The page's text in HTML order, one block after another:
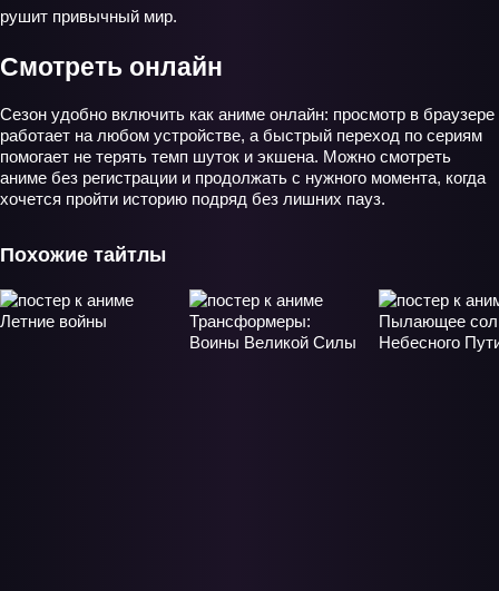
рушит привычный мир.
Смотреть онлайн
Сезон удобно включить как аниме онлайн: просмотр в браузере
работает на любом устройстве, а быстрый переход по сериям
помогает не терять темп шуток и экшена. Можно смотреть
аниме без регистрации и продолжать с нужного момента, когда
хочется пройти историю подряд без лишних пауз.
Похожие тайтлы